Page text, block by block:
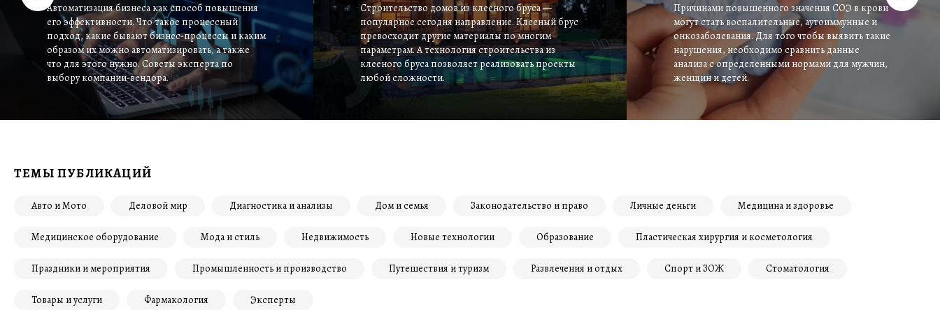
Автоматизация бизнеса как способ повышения
его эффективности. Что такое процессный
подход, какие бывают бизнес-процессы и каким
образом их можно автоматизировать, а также
что для этого нужно. Советы эксперта по
выбору компании-вендора.
Строительство домов из клееного бруса —
популярное сегодня направление. Клееный брус
превосходит другие материалы по многим
параметрам. А технология строительства из
клееного бруса позволяет реализовать проекты
любой сложности.
Причинами повышенного значения СОЭ в крови
могут стать воспалительные, аутоиммунные и
онкозаболевания. Для того чтобы выявить такие
нарушения, необходимо сравнить данные
анализа с определенными нормами для мужчин,
женщин и детей.
ТЕМЫ ПУБЛИКАЦИЙ
Авто и Мото Деловой мир Диагностика и анализы Дом и семья Законодательство и право Личные деньги Медицина и здоровье
Медицинское оборудование Мода и стиль Недвижимость Новые технологии Образование Пластическая хирургия и косметология
Праздники и мероприятия Промышленность и производство Путешествия и туризм Развлечения и отдых Спорт и ЗОЖ Стоматология
Товары и услуги Фармакология Эксперты